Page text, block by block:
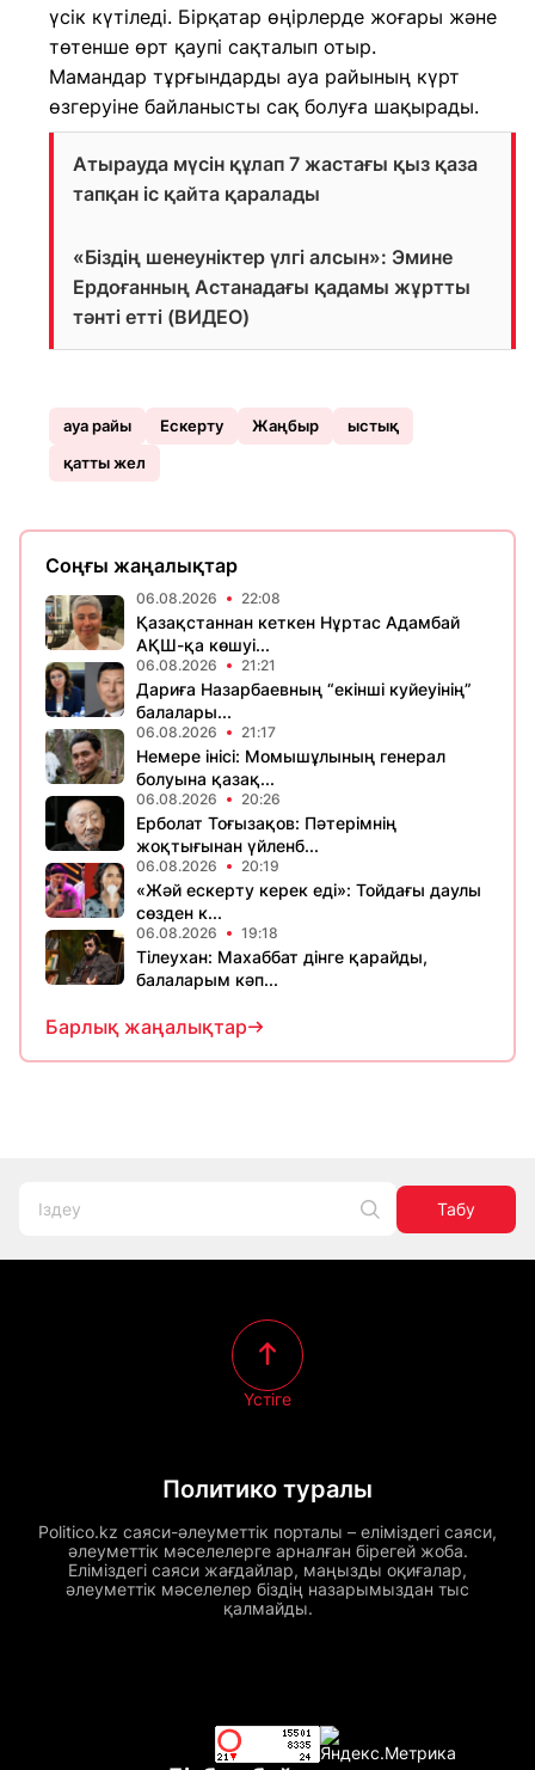
үсік күтіледі. Бірқатар өңірлерде жоғары және
төтенше өрт қаупі сақталып отыр.
Мамандар тұрғындарды ауа райының күрт
өзгеруіне байланысты сақ болуға шақырады.
Атырауда мүсін құлап 7 жастағы қыз қаза
тапқан іс қайта қаралады
«Біздің шенеуніктер үлгі алсын»: Эмине
Ердоғанның Астанадағы қадамы жұртты
тәнті етті (ВИДЕО)
ауа райы Ескерту Жаңбыр
ыстық
қатты жел
Соңғы жаңалықтар
06.08.2026 22:08
Қазақстаннан кеткен Нұртас Адамбай
АҚШ-қа көшуі...
06.08.2026 21:21
Дариға Назарбаевның “екінші куйеуінің”
балалары...
06.08.2026 21:17
Немере інісі: Момышұлының генерал
болуына қазақ...
06.08.2026 20:26
Ерболат Тоғызақов: Пәтерімнің
жоқтығынан үйленб...
06.08.2026 20:19
«Жәй ескерту керек еді»: Тойдағы даулы
сөзден к...
06.08.2026 19:18
Тілеухан: Махаббат дінге қарайды,
балаларым кәп...
Барлық жаңалықтар
Табу
Политико туралы
Politico.kz саяси-әлеуметтік порталы – еліміздегі саяси,
әлеуметтік мәселелерге арналған бірегей жоба.
Еліміздегі саяси жағдайлар, маңызды оқиғалар,
әлеуметтік мәселелер біздің назарымыздан тыс
қалмайды.
Үстіге